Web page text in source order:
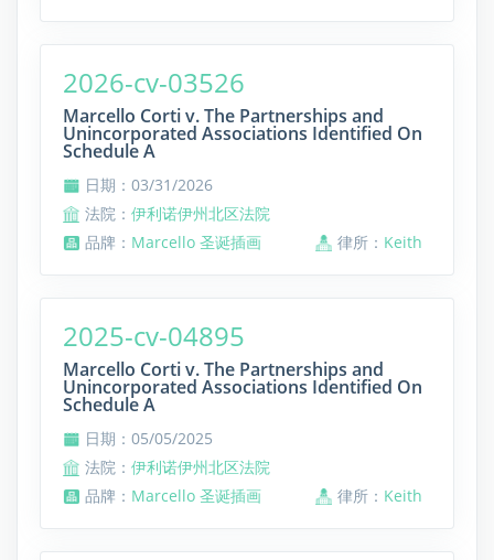
2026-cv-03526
Marcello Corti v. The Partnerships and
Unincorporated Associations Identified On
Schedule A
日期：03/31/2026
法院： 伊利诺伊州北区法院
品牌： Marcello 圣诞插画 律所： Keith
2025-cv-04895
Marcello Corti v. The Partnerships and
Unincorporated Associations Identified On
Schedule A
日期：05/05/2025
法院： 伊利诺伊州北区法院
品牌： Marcello 圣诞插画 律所： Keith